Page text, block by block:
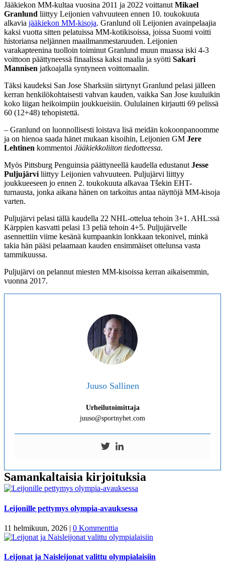
Jääkiekon MM-kultaa vuosina 2011 ja 2022 voittanutMikael
Granlund liittyy Leijonien vahvuuteen ennen 10. toukokuuta
alkavia jääkiekon MM-kisoja. Granlund oli Leijonien avainpelaajia
kaksi vuotta sitten pelatuissa MM-kotikisoissa, joissa Suomi voitti
historiansa neljännen maailmanmestaruuden. Leijonien
varakapteenina tuolloin toiminut Granlund muun muassa iski 4-3
voittoon päättyneessä finaalissa kaksi maalia ja syötti Sakari
Mannisen jatkoajalla syntyneen voittomaalin.
Täksi kaudeksi San Jose Sharksiin siirtynyt Granlund pelasi jälleen
kerran henkilökohtaisesti vahvan kauden, vaikka San Jose kuuluikin
koko liigan heikoimpiin joukkueisiin. Oululainen kirjautti 69 pelissä
60 (12+48) tehopistettä.
– Granlund on luonnollisesti loistava lisä meidän kokoonpanoomme
ja on hienoa saada hänet mukaan kisoihin, Leijonien GM Jere
Lehtinen kommentoi Jääkiekkoliiton tiedotteessa.
Myös Pittsburg Penguinsia päättyneellä kaudella edustanutJesse
Puljujärviliittyy Leijonien vahvuuteen. Puljujärvi liittyy
joukkueeseen jo ennen 2. toukokuuta alkavaa Tšekin EHT-
turnausta, jonka aikana hänen on tarkoitus antaa näyttöjä MM-kisoja
varten.
Puljujärvi pelasi tällä kaudella 22 NHL-ottelua tehoin 3+1. AHL:ssä
Kärppien kasvatti pelasi 13 peliä tehoin 4+5. Puljujärvelle
asennettiin viime kesänä kumpaankin lonkkaan tekonivel, minkä
takia hän pääsi pelaamaan kauden ensimmäiset ottelunsa vasta
tammikuussa.
Puljujärvi on pelannut miesten MM-kisoissa kerran aikaisemmin,
vuonna 2017.
Juuso Sallinen
Urheilutoimittaja
juuso@sportnyhet.com
Samankaltaisia kirjoituksia
Leijonille pettymys olympia-avauksessa
11 helmikuun, 2026 | 0 Kommenttia
Leijonat ja Naisleijonat valittu olympialaisiin